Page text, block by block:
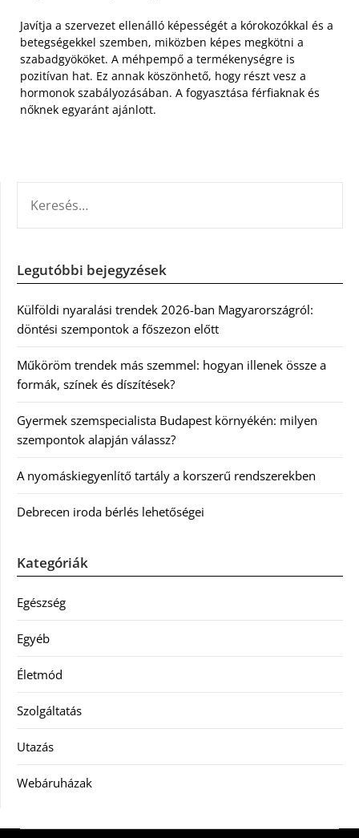
Javítja a szervezet ellenálló képességét a kórokozókkal és a
betegségekkel szemben, miközben képes megkötni a
szabadgyököket. A méhpempő a termékenységre is
pozitívan hat. Ez annak köszönhető, hogy részt vesz a
hormonok szabályozásában. A fogyasztása férfiaknak és
nőknek egyaránt ajánlott.
Legutóbbi bejegyzések
Külföldi nyaralási trendek 2026-ban Magyarországról:
döntési szempontok a főszezon előtt
Műköröm trendek más szemmel: hogyan illenek össze a
formák, színek és díszítések?
Gyermek szemspecialista Budapest környékén: milyen
szempontok alapján válassz?
A nyomáskiegyenlítő tartály a korszerű rendszerekben
Debrecen iroda bérlés lehetőségei
Kategóriák
Egészség
Egyéb
Életmód
Szolgáltatás
Utazás
Webáruházak